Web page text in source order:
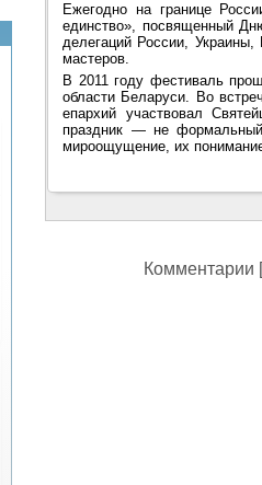
Ежегодно на границе
единство», посвященный
делегаций России,
мастеров.
В 2011 году фестиваль
области Беларуси. Во
епархий участвовал
праздник — не
мироощущение, их
Комментарии